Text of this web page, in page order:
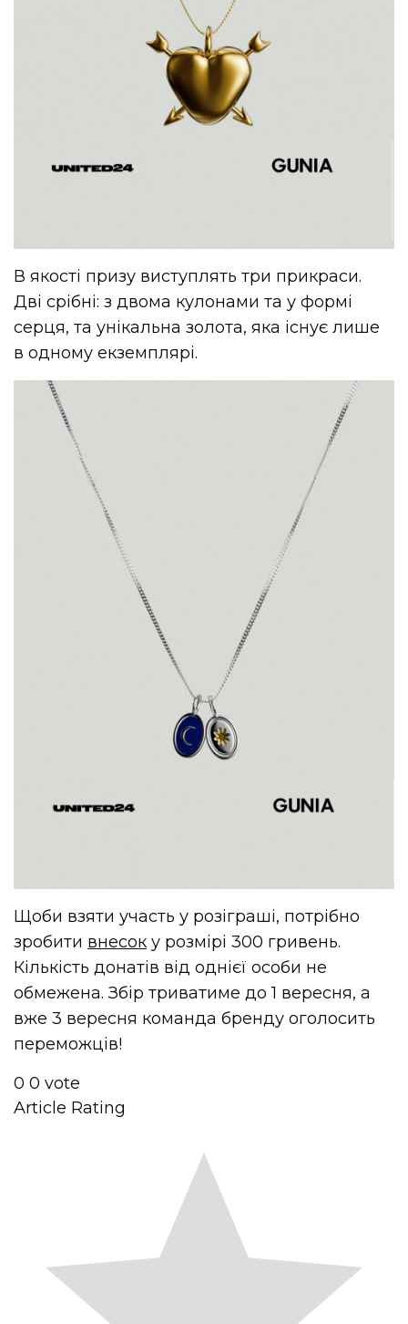
В якості призу виступлять три прикраси.
Дві срібні: з двома кулонами та у формі
серця, та унікальна золота, яка існує лише
в одному екземплярі.
Щоби взяти участь у розіграші, потрібно
зробити внесок у розмірі 300 гривень.
Кількість донатів від однієї особи не
обмежена. Збір триватиме до 1 вересня, а
вже 3 вересня команда бренду оголосить
переможців!
0 0 vote
Article Rating